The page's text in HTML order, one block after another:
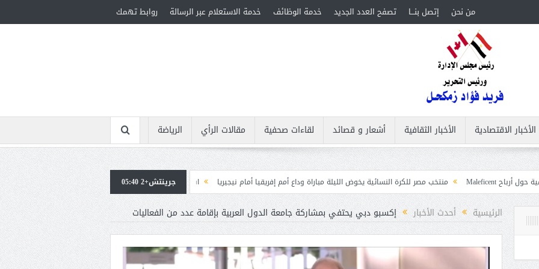
من نحن إتصل بنـــا تصفح العدد الجديد خدمة الوظائف خدمة الاستعلام عبر الرسالة روابط تهمك
الأخبار الاقتصادية الأخبار الثقافية أشعار و قصائد لقاءات صحفية مقالات الرأي
الرياضة
منتخب مصر للكرة النسائية يخوض الليلة مباراة وداع أمم إفريقيا أمام نيجيريا
استقبال جماهيرى حاشد لمحمد صلاح لدى وصوله إلى تركيا لإتمام انتقاله إلى
جرينتش+2 05:40
الرئيسية أحدث الأخبار إكسبو دبي يحتفي بمشاركة جامعة الدول العربية بإقامة عدد من الفعاليات